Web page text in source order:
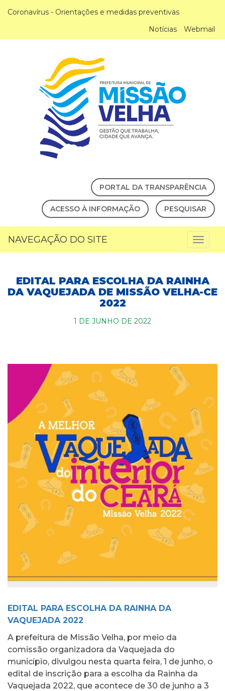
Coronavírus - Orientações e medidas preventivas
Notícias
Webmail
PORTAL DA TRANSPARÊNCIA
ACESSO À INFORMAÇÃO PESQUISAR
NAVEGAÇÃO DO SITE
EDITAL PARA ESCOLHA DA RAINHA
DA VAQUEJADA DE MISSÃO VELHA-CE
2022
1 DE JUNHO DE 2022
EDITAL PARA ESCOLHA DA RAINHA DA
VAQUEJADA 2022
A prefeitura de Missão Velha, por meio da
comissão organizadora da Vaquejada do
município, divulgou nesta quarta feira, 1 de junho, o
edital de inscrição para a escolha da Rainha da
Vaquejada 2022, que acontece de 30 de junho a 3